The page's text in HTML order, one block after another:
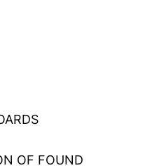
OF FOUND